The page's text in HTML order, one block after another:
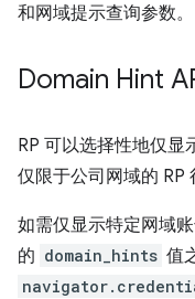
和网域提示查询参数。
Domain Hint
RP 可以选择性地仅
仅限于公司网域的 RP
如需仅显示特定网域
的 domain_hints 值